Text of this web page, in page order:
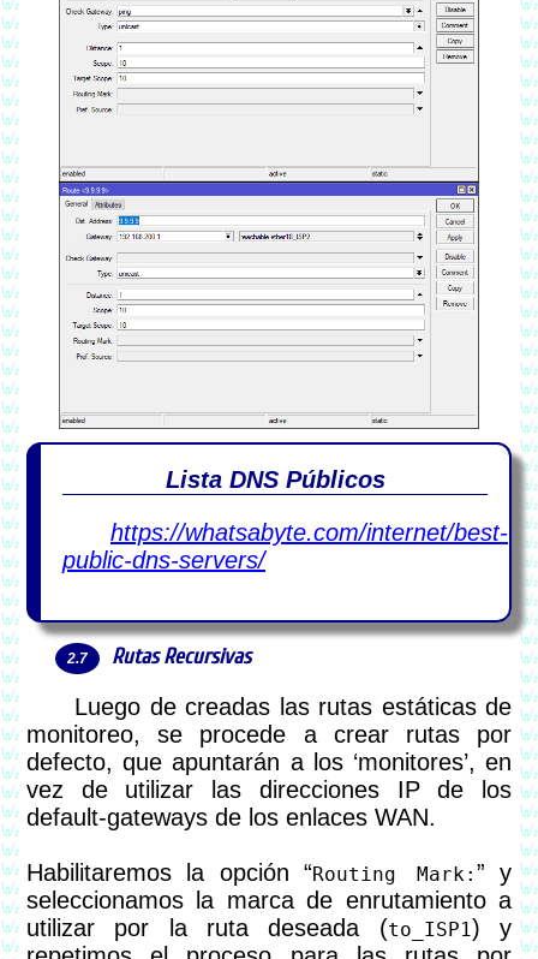
https://whatsabyte.com/internet/best-
public-dns-servers/
Rutas Recursivas
Luego de creadas las rutas estáticas de
monitoreo, se procede a crear rutas por
defecto, que apuntarán a los ‘monitores’, en
vez de utilizar las direcciones IP de los
default-gateways de los enlaces WAN.
Habilitaremos la opción “Routing Mark: ” y
seleccionamos la marca de enrutamiento a
utilizar por la ruta deseada (to_ISP1) y